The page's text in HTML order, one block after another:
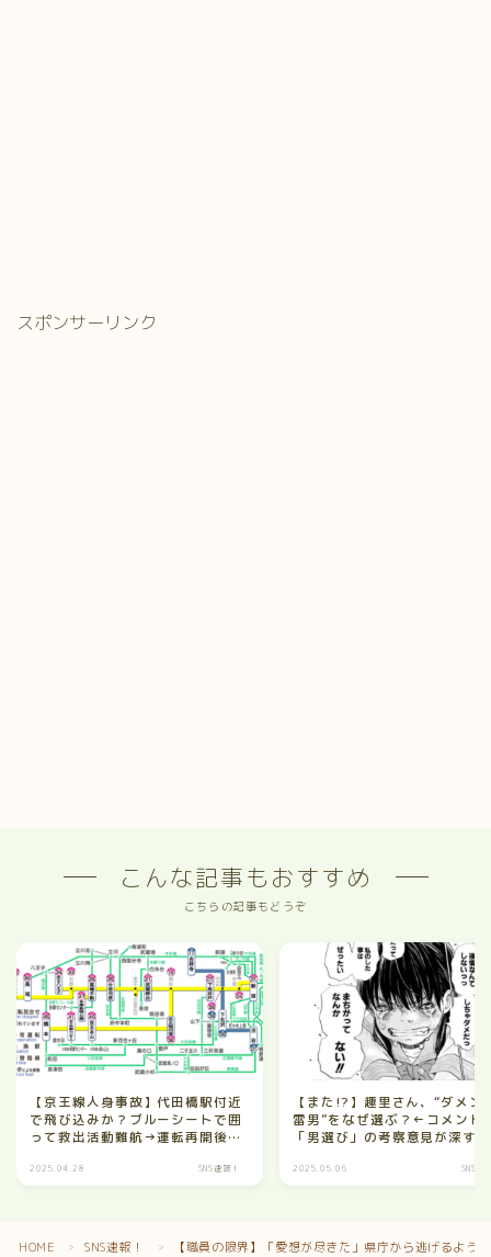
Follow Me
スポンサーリンク
こんな記事もおすすめ
こちらの記事もどうぞ
【京王線人身事故】代田橋駅付近
で飛び込みか？ブルーシートで囲
って救出活動難航→運転再開後も
2025.04.28 SNS速報！
【また!?】趣里さん、“ダメン
雷男”をなぜ選ぶ？←コメント
「男選び」の考察意見が深す
2025.05.06 SNS速
HOME ＞ SNS速報！ ＞ 【職員の限界】「愛想が尽きた」県庁から逃げるよ